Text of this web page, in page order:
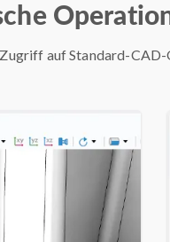
auf Standard-